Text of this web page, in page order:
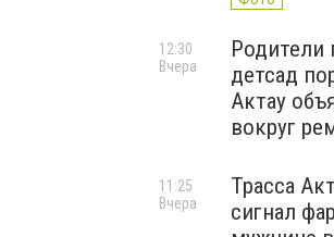
Родители
детсад
Актау
вокруг
12:30
Вчера
Трасса
сигнал
11:25
Вчера